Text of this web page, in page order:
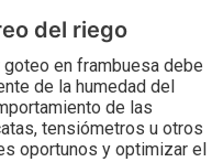
del riego
en frambuesa debe
de la humedad del
de las
tensiómetros u otros
oportunos y optimizar el